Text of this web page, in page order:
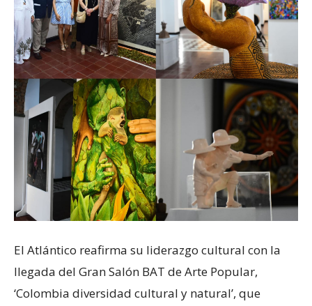
El Atlántico reafirma su liderazgo cultural con la
llegada del Gran Salón BAT de Arte Popular,
‘Colombia diversidad cultural y natural’, que